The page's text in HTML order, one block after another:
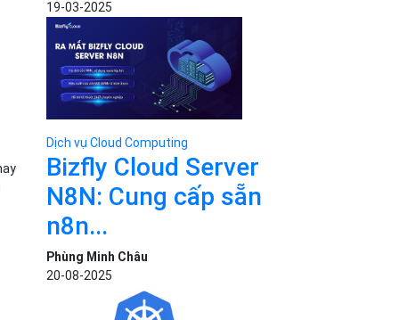
19-03-2025
Dịch vụ Cloud Computing
Bizfly Cloud Server
N8N: Cung cấp sẵn
n8n...
Phùng Minh Châu
20-08-2025